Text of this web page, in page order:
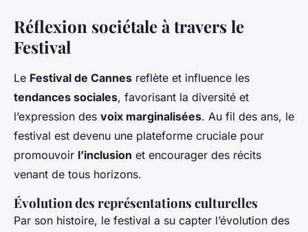
Réflexion sociétale à travers le
Festival
Le Festival de Cannes reflète et influence les
tendances sociales, favorisant la diversité et
l’expression des voix marginalisées. Au fil des ans, le
festival est devenu une plateforme cruciale pour
promouvoir l’inclusion et encourager des récits
venant de tous horizons.
Évolution des représentations culturelles
Par son histoire, le festival a su capter l’évolution des